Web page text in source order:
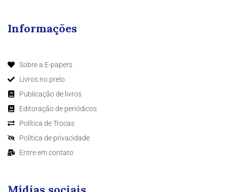
Informações
Sobre a E-papers
Livros no prelo
Publicação de livros
Editoração de periódicos
Política de Trocas
Política de privacidade
Entre em contato